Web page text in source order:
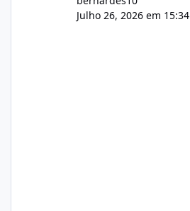
Julho 26, 2026 em 15:34